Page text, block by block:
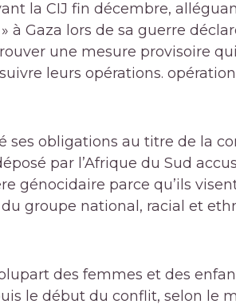
la CIJ fin décembre,
à Gaza lors de sa guerre
une mesure provisoire
leurs opérations.
ses obligations au titre de la
par l’Afrique du Sud
génocidaire parce qu’ils
groupe national, racial et
des femmes et des
le début du conflit, selon le